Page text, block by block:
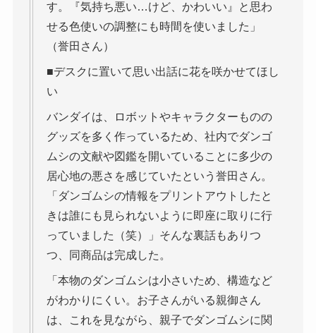
す。『気持ち悪い…けど、かわいい』と思わ
せる色使いの調整にも時間を使いました」
（誉田さん）
■デスクに置いて思い出話に花を咲かせてほし
い
バンダイは、ロボットやキャラクターものの
グッズを多く作っているため、社内でダンゴ
ムシの文献や図鑑を開いていることに多少の
居心地の悪さを感じていたという誉田さん。
「ダンゴムシの情報をプリントアウトしたと
きは誰にも見られないように即座に取りに行
っていました（笑）」そんな裏話もありつ
つ、同商品は完成した。
「本物のダンゴムシは小さいため、構造など
がわかりにくい。お子さんがいる親御さん
は、これを見ながら、親子でダンゴムシに関